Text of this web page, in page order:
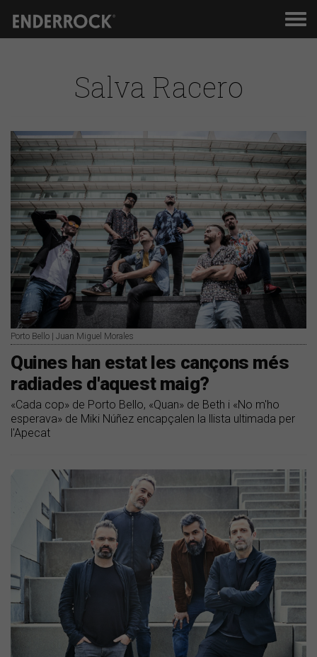
Salva Racero
Porto Bello | Juan Miguel Morales
Quines han estat les cançons més
radiades d'aquest maig?
​«Cada cop» de Porto Bello, «Quan» de Beth i «No m'ho
esperava» de Miki Núñez encapçalen la llista ultimada per
l'Apecat